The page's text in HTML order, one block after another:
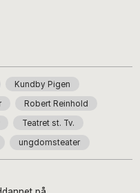
Kundby Pigen
Robert Reinhold
Teatret st. Tv.
ungdomsteater